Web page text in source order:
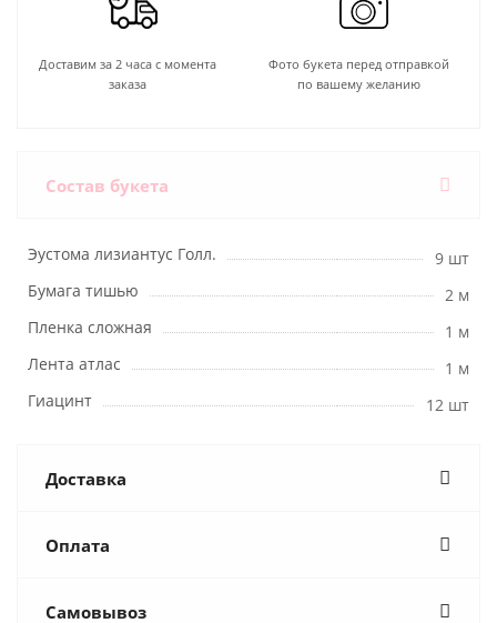
Доставим за 2 часа с момента
заказа
Фото букета перед отправкой
по вашему желанию
Состав букета
Эустома лизиантус Голл.
9 шт
Бумага тишью
2 м
Пленка сложная
1 м
Лента атлас
1 м
Гиацинт
12 шт
Доставка
Оплата
Самовывоз